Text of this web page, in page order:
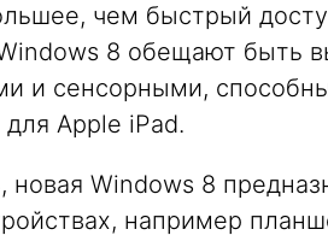
чем быстрый
8 обещают быть
и сенсорными,
Apple iPad.
новая Windows 8
например